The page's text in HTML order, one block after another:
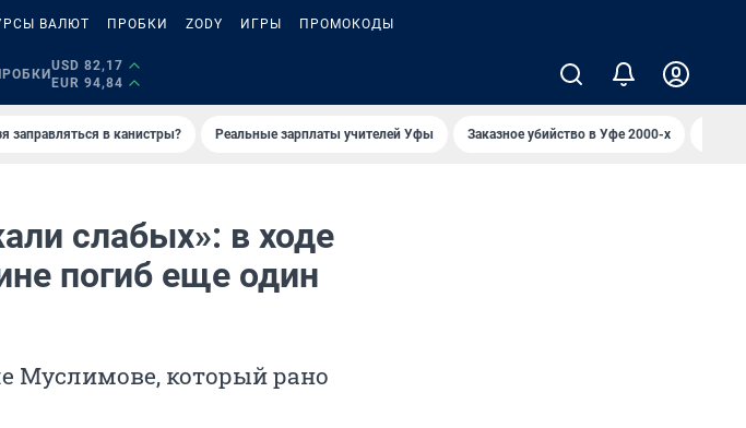
ВАЛЮТ ПРОБКИ ZODY ИГРЫ ПРОМОКОДЫ
USD 82,17
EUR 94,84
заправляться в канистры? Реальные зарплаты учителей Уфы Заказное убийство в Уфе 2000-х
слабых»: в ходе
погиб еще один
Муслимове, который рано